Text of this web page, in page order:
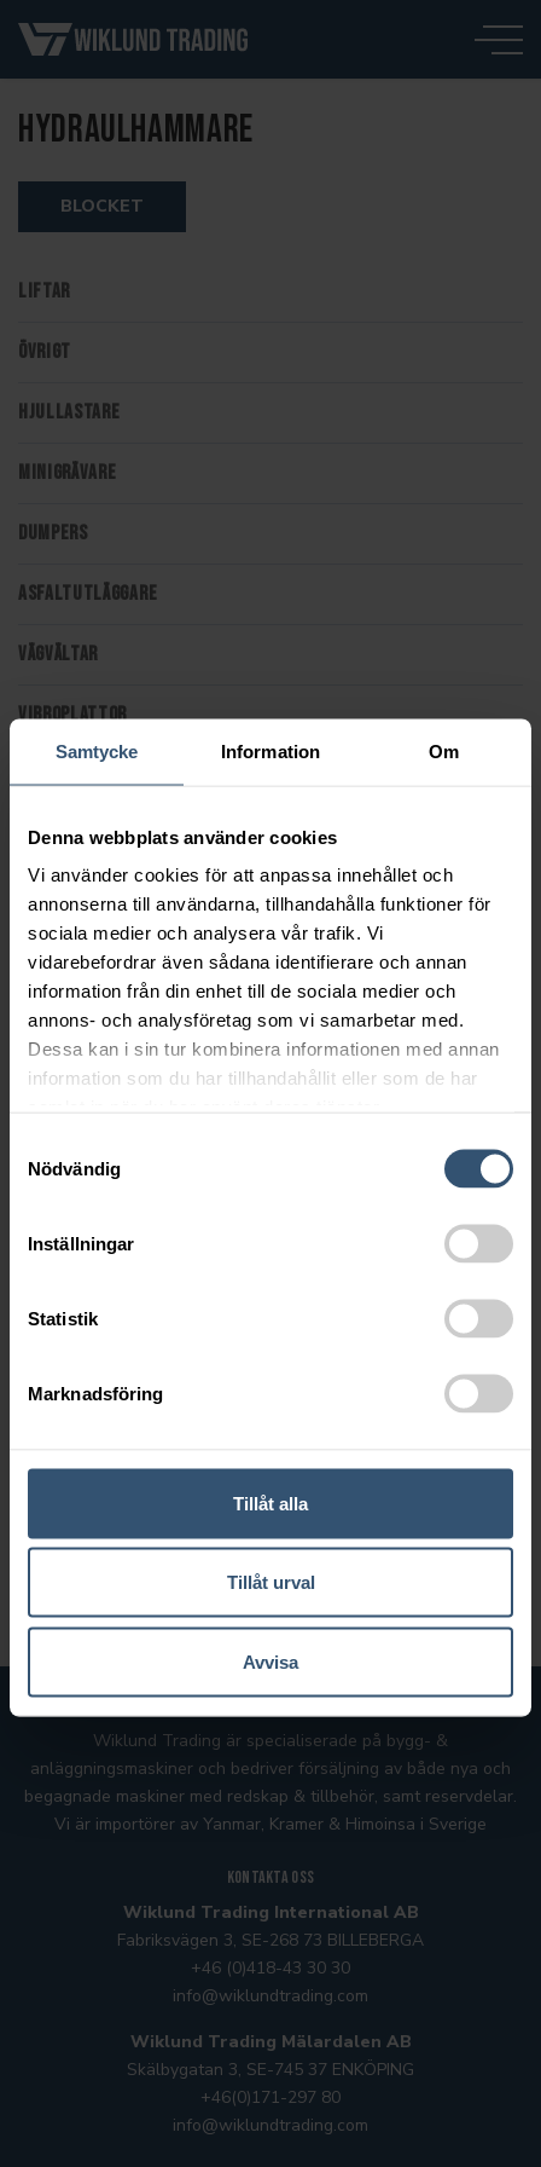
Samtycke Information Om
Denna webbplats använder cookies
Vi använder cookies för att anpassa innehållet och
annonserna till användarna, tillhandahålla funktioner för
sociala medier och analysera vår trafik. Vi
vidarebefordrar även sådana identifierare och annan
information från din enhet till de sociala medier och
annons- och analysföretag som vi samarbetar med.
Dessa kan i sin tur kombinera informationen med annan
information som du har tillhandahållit eller som de har
Nödvändig
Inställningar
Statistik
Marknadsföring
Tillåt alla
Tillåt urval
Avvisa
HYDRAULHAMMARE
BLOCKET
LIFTAR
ÖVRIGT
HJULLASTARE
MINIGRÄVARE
DUMPERS
ASFALTUTLÄGGARE
VÄGVÄLTAR
VIBROPLATTOR
BELYSNING
TILLBEHÖR/REDSKAP
Atlas Copco EC40T
Wiklund Trading är specialiserade på bygg- &
anläggningsmaskiner och bedriver försäljning av både nya och
begagnade maskiner med redskap & tillbehör, samt reservdelar.
Vi är importörer av Yanmar, Kramer & Himoinsa i Sverige
Kontakta oss
Wiklund Trading International AB
Fabriksvägen 3, SE-268 73 BILLEBERGA
+46 (0)418-43 30 30
info@wiklundtrading.com
Wiklund Trading Mälardalen AB
Skälbygatan 3, SE-745 37 ENKÖPING
+46(0)171-297 80
info@wiklundtrading.com